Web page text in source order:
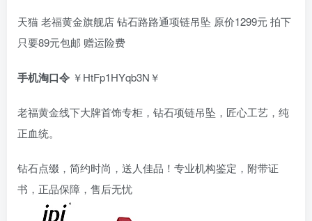
天猫 老福黄金旗舰店 钻石路路通项链吊坠 原价1299元 拍下
只要89元包邮 赠运险费
手机淘口令 ￥HtFp1HYqb3N￥
老福黄金线下大牌首饰专柜，钻石项链吊坠，匠心工艺，纯
正血统。
钻石点缀，简约时尚，送人佳品！专业机构鉴定，附带证
书，正品保障，售后无忧